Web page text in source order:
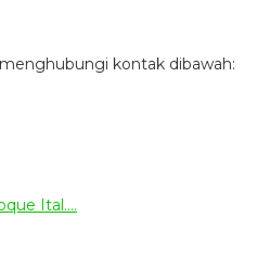
kontak dibawah:
Ital....